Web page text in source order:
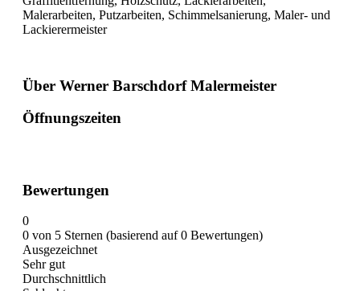
Malerarbeiten, Putzarbeiten, Schimmelsanierung, Maler- und
Lackierermeister
Über Werner Barschdorf Malermeister
Öffnungszeiten
Bewertungen
0
0 von 5 Sternen (basierend auf 0 Bewertungen)
Ausgezeichnet
Sehr gut
Durchschnittlich